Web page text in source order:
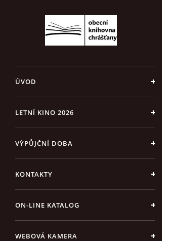
ÚVOD
LETNÍ KINO 2026
VÝPŮJČNÍ DOBA
KONTAKTY
ON-LINE KATALOG
WEBOVÁ KAMERA